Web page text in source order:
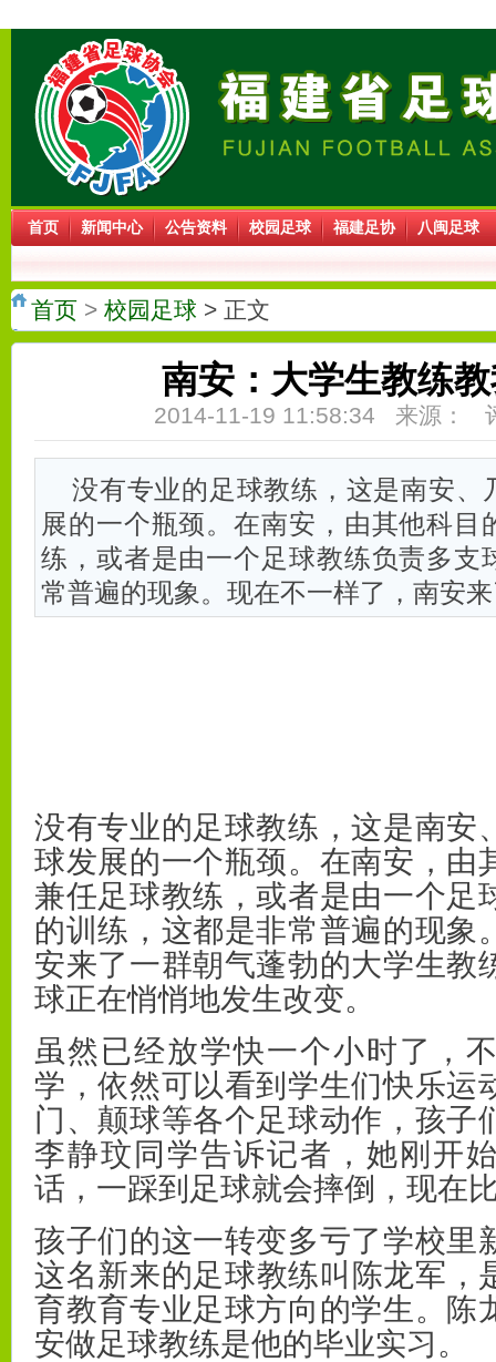
首页 新闻中心 公告资料 校园足球 福建足协 八闽足球
首页 > 校园足球 > 正文
南安：大学生教练
2014-11-19 11:58:34 来源：
没有专业的足球教练，这是南安、
展的一个瓶颈。在南安，由其他科目
练，或者是由一个足球教练负责多支
常普遍的现象。现在不一样了，南安
没有专业的足球教练，这是南安
球发展的一个瓶颈。在南安，由
兼任足球教练，或者是由一个足
的训练，这都是非常普遍的现象
安来了一群朝气蓬勃的大学生教
球正在悄悄地发生改变。
虽然已经放学快一个小时了，
学，依然可以看到学生们快乐运
门、颠球等各个足球动作，孩子
李静玟同学告诉记者，她刚开
话，一踩到足球就会摔倒，现在
孩子们的这一转变多亏了学校里
这名新来的足球教练叫陈龙军，
育教育专业足球方向的学生。陈
安做足球教练是他的毕业实习。